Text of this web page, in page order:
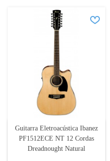
Guitarra Eletroacústica Ibanez
PF1512ECE NT 12 Cordas
Dreadnought Natural